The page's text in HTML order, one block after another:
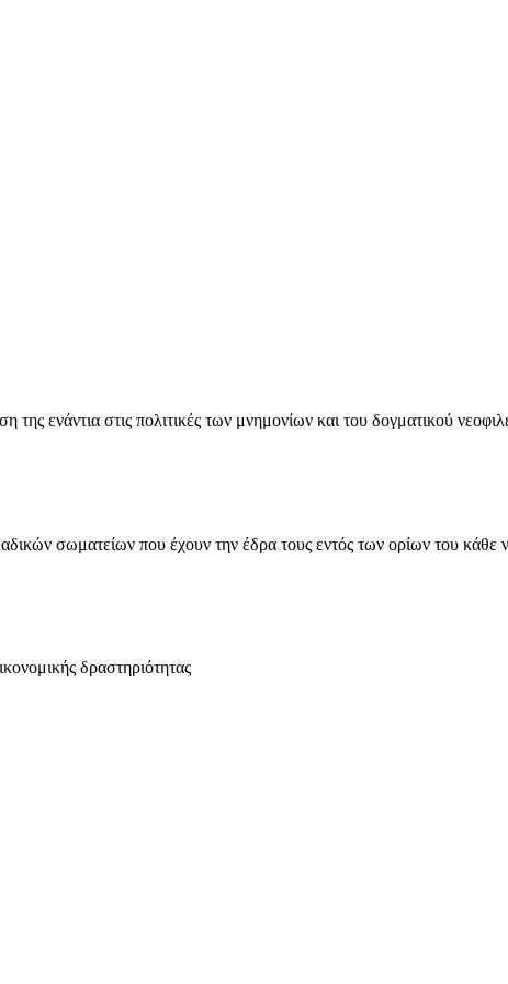
ενάντια στις πολιτικές των μνημονίων και του δογματικού
σωματείων που έχουν την έδρα τους εντός των ορίων του κάθε
δραστηριότητας